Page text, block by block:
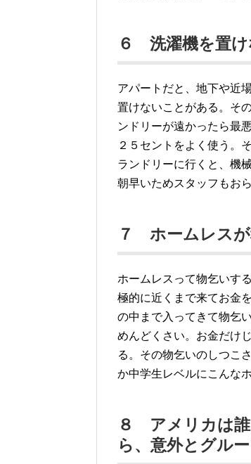
６ 洗濯機を置け
アパートだと、地下や近
置けないことがある。そ
ンドリーが遠かったら最
２５セントをよく使う。
ランドリーに行くと、機
朝早いためスタッフもお
７ ホームレスが
ホームレスって物乞いす
極的に近くまで来てお金
の中まで入ってきて物乞
めんどくさい。お金だけ
る。その物乞いのしつこ
か中学生レベルにこんな
８ アメリカは誰
ら、意外とグル